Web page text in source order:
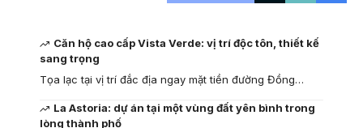
Căn hộ cao cấp Vista Verde: vị trí độc tôn, thiết kế
sang trọng
Tọa lạc tại vị trí đắc địa ngay mặt tiền đường Đồng…
La Astoria: dự án tại một vùng đất yên bình trong
lòng thành phố